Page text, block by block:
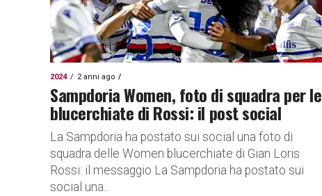
2024 2 anni ago
Sampdoria Women, foto di squadra per le
blucerchiate di Rossi: il post social
La Sampdoria ha postato sui social una foto di
squadra delle Women blucerchiate di Gian Loris
Rossi: il messaggio La Sampdoria ha postato sui
social una...